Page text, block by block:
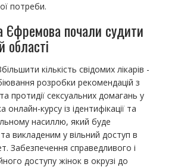
потреби.
Єфремова почали судити
області
кількість свідомих лікарів -
розробки рекомендацій з
протидії сексуальних домагань у
курсу із ідентифікації та
насиллю, який буде
викладеним у вільний доступ в
Забезпечення справедливого і
доступу жінок в окрузі до